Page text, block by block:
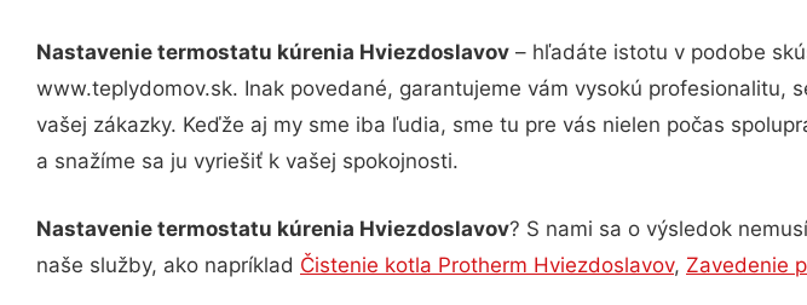
Nastavenie termostatu kúrenia Hviezdoslavov – hľadáte istotu v podobe
www.teplydomov.sk. Inak povedané, garantujeme vám vysokú
vašej zákazky. Keďže aj my sme iba ľudia, sme tu pre vás nielen počas
a snažíme sa ju vyriešiť k vašej spokojnosti.
Nastavenie termostatu kúrenia Hviezdoslavov? S nami sa o výsledok
naše služby, ako napríklad Čistenie kotla Protherm Hviezdoslavov, Zavedenie